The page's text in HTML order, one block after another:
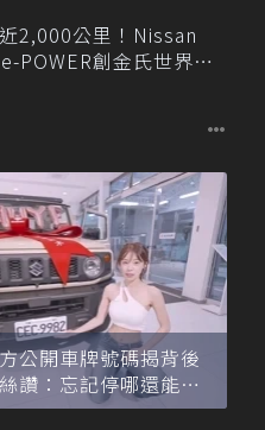
2,000公里！Nissan
POWER創金氏世界紀
公開車牌號碼揭背後
讚：忘記停哪還能幫